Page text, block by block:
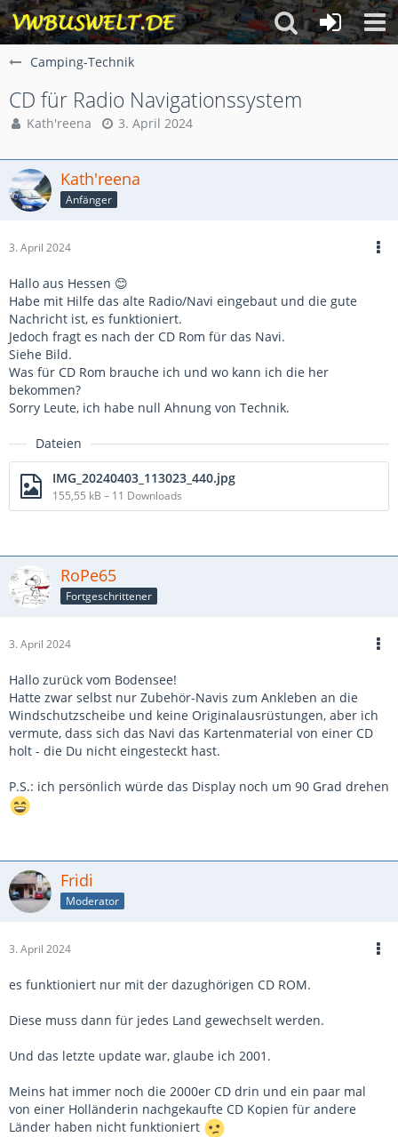
Camping-Technik
CD für Radio Navigationssystem
Kath'reena 3. April 2024
Kath'reena
Anfänger
3. April 2024
Hallo aus Hessen 😊
Habe mit Hilfe das alte Radio/Navi eingebaut und die gute
Nachricht ist, es funktioniert.
Jedoch fragt es nach der CD Rom für das Navi.
Siehe Bild.
Was für CD Rom brauche ich und wo kann ich die her
bekommen?
Sorry Leute, ich habe null Ahnung von Technik.
Dateien
IMG_20240403_113023_440.jpg
155,55 kB – 11 Downloads
RoPe65
Fortgeschrittener
3. April 2024
Hallo zurück vom Bodensee!
Hatte zwar selbst nur Zubehör-Navis zum Ankleben an die
Windschutzscheibe und keine Originalausrüstungen, aber ich
vermute, dass sich das Navi das Kartenmaterial von einer CD
holt - die Du nicht eingesteckt hast.
P.S.: ich persönlich würde das Display noch um 90 Grad drehen
Fridi
Moderator
3. April 2024
es funktioniert nur mit der dazughörigen CD ROM.
Diese muss dann für jedes Land gewechselt werden.
Und das letzte update war, glaube ich 2001.
Meins hat immer noch die 2000er CD drin und ein paar mal
von einer Holländerin nachgekaufte CD Kopien für andere
Länder haben nicht funktioniert